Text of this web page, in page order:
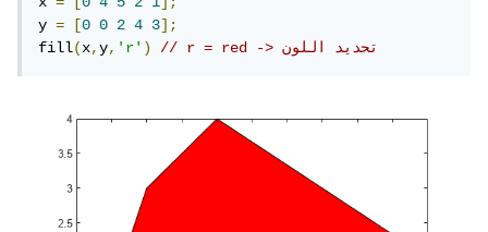
y = [0 0 2 4 3];
fill(x,y,'r')